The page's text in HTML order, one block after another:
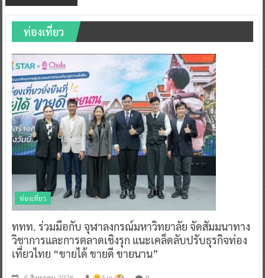
ท่องเที่ยว
ท่องเที่ยว
ททท. ร่วมมือกับ จุฬาลงกรณ์มหาวิทยาลัย จัดสัมมนาทาง
วิชาการและการตลาดเชิงรุก แนะเคล็ดลับปรับธุรกิจท่อง
เที่ยวไทย “ขายได้ ขายดี ขายนาน”